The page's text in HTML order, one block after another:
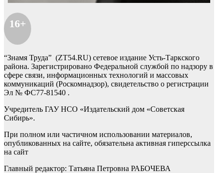
16+
“Знамя Труда” (ZT54.RU) сетевое издание Усть-Таркского
района. Зарегистрировано Федеральной службой по надзору в
сфере связи, информационных технологий и массовых
коммуникаций (Роскомнадзор), свидетельство о регистрации
Эл № ФС77-81540 .
Учредитель ГАУ НСО «Издательский дом «Советская
Сибирь».
При полном или частичном использовании материалов,
опубликованных на сайте, обязательна активная гиперссылка
на сайт
Главный редактор: Татьяна Петровна РАБОЧЕВА